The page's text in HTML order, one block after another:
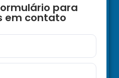
para
em contato